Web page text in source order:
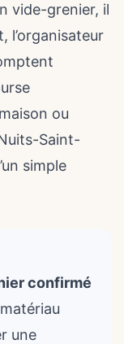
vide-grenier, il
l’organisateur
ou
Saint-
simple
confirmé
une